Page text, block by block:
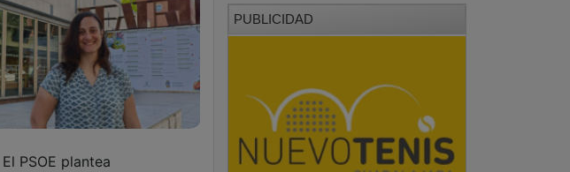
El PSOE plantea
PUBLICIDAD